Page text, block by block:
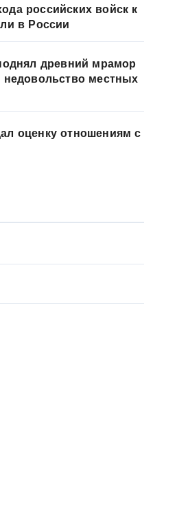
российских войск к
в России
древний мрамор
местных
оценку отношениям с